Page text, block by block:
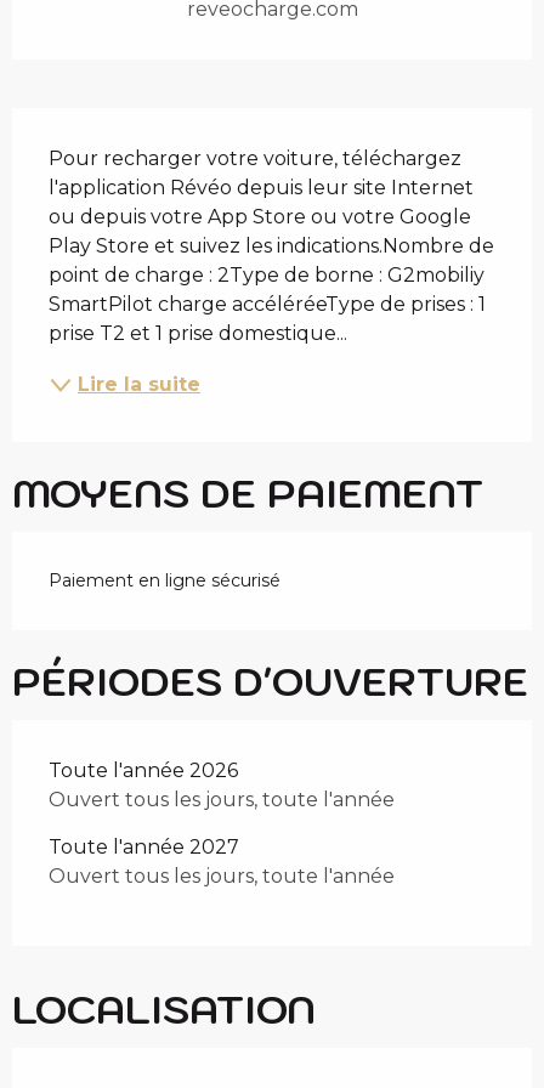
reveocharge.com
Pour recharger votre voiture, téléchargez
l'application Révéo depuis leur site Internet
ou depuis votre App Store ou votre Google
Play Store et suivez les indications.Nombre de
point de charge : 2Type de borne : G2mobiliy
SmartPilot charge accéléréeType de prises : 1
prise T2 et 1 prise domestique...
Lire la suite
MOYENS DE PAIEMENT
Paiement en ligne sécurisé
PÉRIODES D'OUVERTURE
Toute l'année 2026
Ouvert tous les jours, toute l'année
Toute l'année 2027
Ouvert tous les jours, toute l'année
LOCALISATION